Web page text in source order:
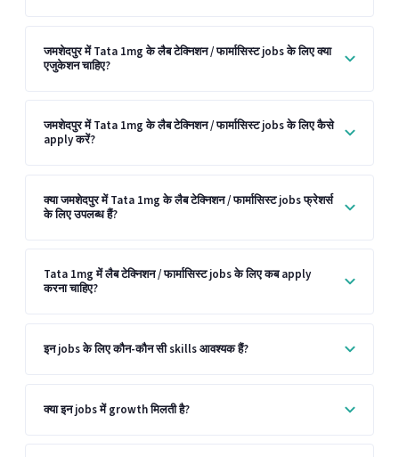
जमशेदपुर में Tata 1mg के लैब टेक्निशन / फार्मासिस्ट jobs के लिए क्या
एजुकेशन चाहिए?
जमशेदपुर में Tata 1mg के लैब टेक्निशन / फार्मासिस्ट jobs के लिए कैसे
apply करें?
क्या जमशेदपुर में Tata 1mg के लैब टेक्निशन / फार्मासिस्ट jobs फ्रेशर्स
के लिए उपलब्ध हैं?
Tata 1mg में लैब टेक्निशन / फार्मासिस्ट jobs के लिए कब apply
करना चाहिए?
इन jobs के लिए कौन-कौन सी skills आवश्यक हैं?
क्या इन jobs में growth मिलती है?